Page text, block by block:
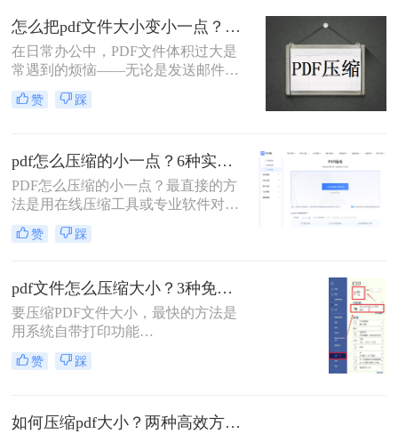
件的方法。
怎么把pdf文件大小变小一点？四种方法对比，一看就懂！
在日常办公中，PDF文件体积过大是
常遇到的烦恼——无论是发送邮件受
限于附件大小，还是上传系统提示文
件超限，都让人头疼。那么，怎么把
解操作步骤，您可根据文件数量、压
缩质量要求和隐私需求快速选择最合
适的方法。
赞 踩
pdf怎么压缩的小一点？6种实用方法详解（2026最新）
PDF怎么压缩的小一点？最直接的方
法是用在线压缩工具或专业软件对
PDF文件进行重新编码和优化，通过
降低图片分辨率、压缩内嵌字体、去
可读的前提下将文件体积缩小到原来
的10%~50%。
赞 踩
pdf文件怎么压缩大小？3种免费+1种专业方法全攻略（附决策表）！
要压缩PDF文件大小，最快的方法是
用系统自带打印功能
（Windows/macOS均支持）或在线免
费工具（如PDFmao、转转大师）直
业软件「转转大师PDF转换器」——
赞 踩
如何压缩pdf大小？两种高效方法详解！